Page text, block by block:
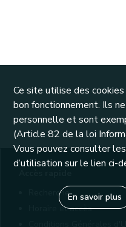
Recherche
Horaire et accès
Ce site utilise des
bon fonctionnement. Ils
personnelle et sont
(Article 82 de la loi
Vous pouvez consulter
d’utilisation sur le lien ci-
En savoir plus